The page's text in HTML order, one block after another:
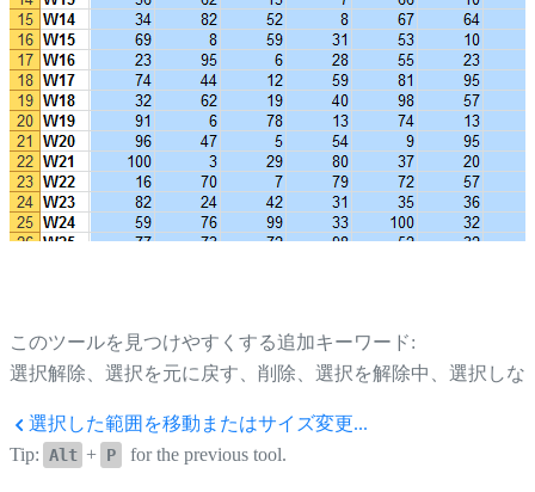
このツールを見つけやすくする追加キーワード:
選択解除、選択を元に戻す、削除、選択を解除中、選択しな
選択した範囲を移動またはサイズ変更...
Tip: Alt + P for the previous tool.